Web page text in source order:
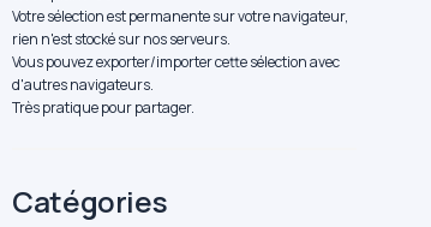
Votre sélection est permanente sur votre navigateur,
rien n'est stocké sur nos serveurs.
Vous pouvez exporter/importer cette sélection avec
d'autres navigateurs.
Très pratique pour partager.
Catégories